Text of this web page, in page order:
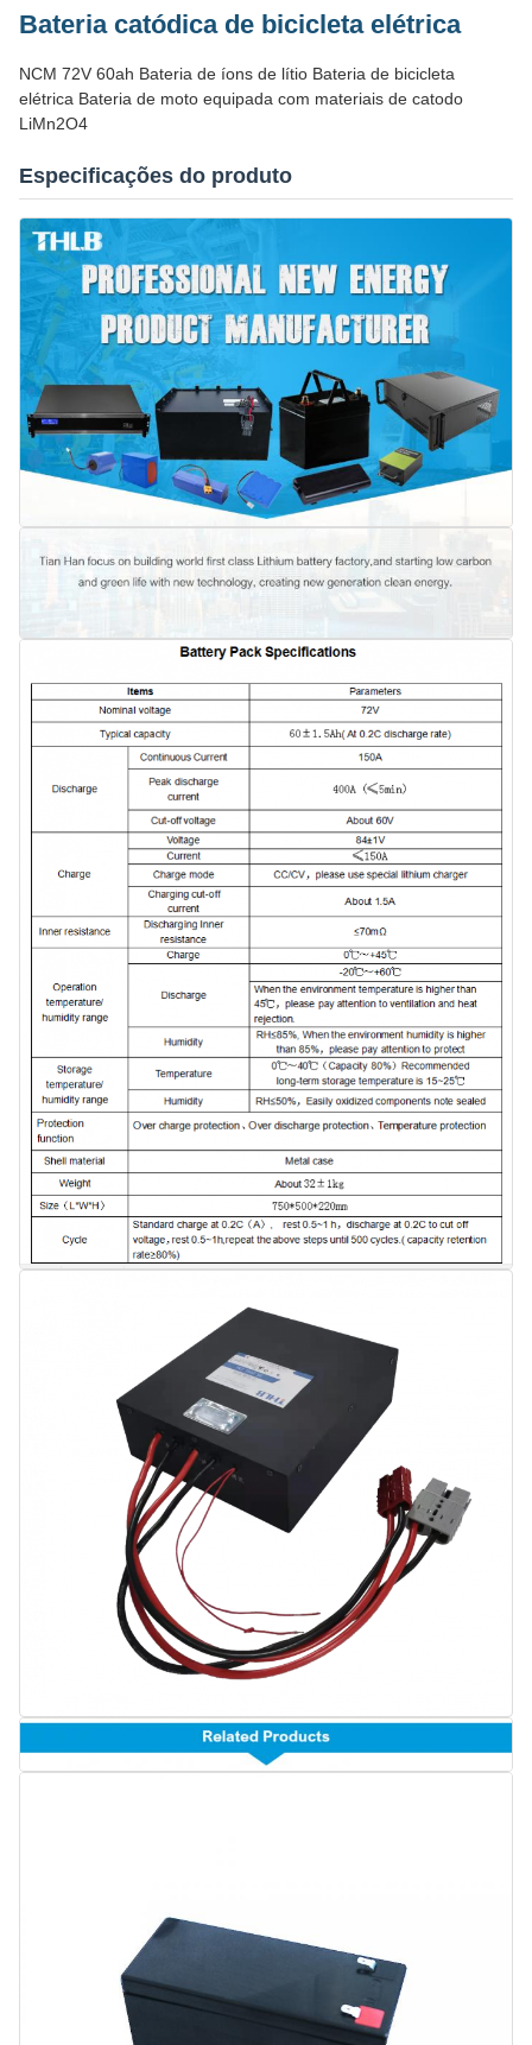
Bateria catódica de bicicleta elétrica
NCM 72V 60ah Bateria de íons de lítio Bateria de bicicleta
elétrica Bateria de moto equipada com materiais de catodo
LiMn2O4
Especificações do produto